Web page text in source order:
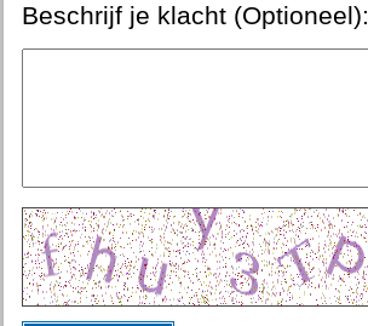
Beschrijf je klacht (Optioneel):